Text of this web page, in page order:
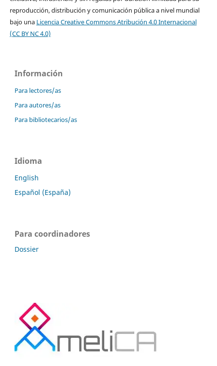
reproducción, distribución y comunicación pública a nivel mundial
bajo una Licencia Creative Commons Atribución 4.0 Internacional
(CC BY NC 4.0)
Información
Para lectores/as
Para autores/as
Para bibliotecarios/as
Idioma
English
Español (España)
Para coordinadores
Dossier